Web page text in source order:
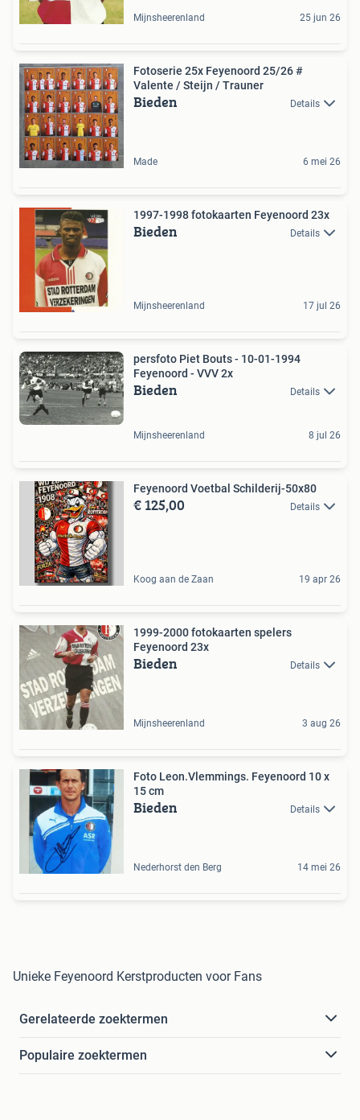
Mijnsheerenland 25 jun 26
Fotoserie 25x Feyenoord 25/26 #
Valente / Steijn / Trauner
Bieden Details
Made 6 mei 26
1997-1998 fotokaarten Feyenoord 23x
Bieden Details
Mijnsheerenland 17 jul 26
persfoto Piet Bouts - 10-01-1994
Feyenoord - VVV 2x
Bieden Details
Mijnsheerenland 8 jul 26
Feyenoord Voetbal Schilderij-50x80
€ 125,00 Details
Koog aan de Zaan 19 apr 26
1999-2000 fotokaarten spelers
Feyenoord 23x
Bieden Details
Mijnsheerenland 3 aug 26
Foto Leon.Vlemmings. Feyenoord 10 x
15 cm
Bieden Details
Nederhorst den Berg 14 mei 26
Unieke Feyenoord Kerstproducten voor Fans
Gerelateerde zoektermen
Populaire zoektermen